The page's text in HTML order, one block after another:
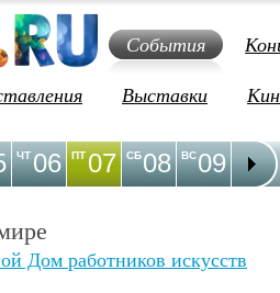
События
Выставки
06
ЧТ 07
ПТ 08
СБ 09
ВС 10
ПН
Дом работников искусств